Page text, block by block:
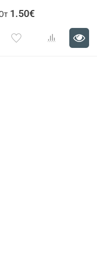
1.50€